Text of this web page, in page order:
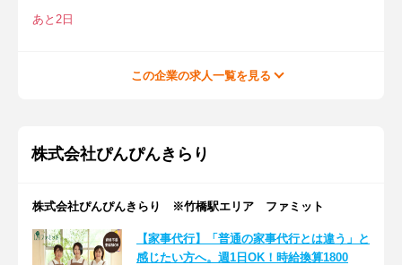
あと2日
この企業の求人一覧を見る
株式会社ぴんぴんきらり
株式会社ぴんぴんきらり ※竹橋駅エリア ファミット
【家事代行】「普通の家事代行とは違う」と
感じたい方へ。週1日OK！時給換算1800